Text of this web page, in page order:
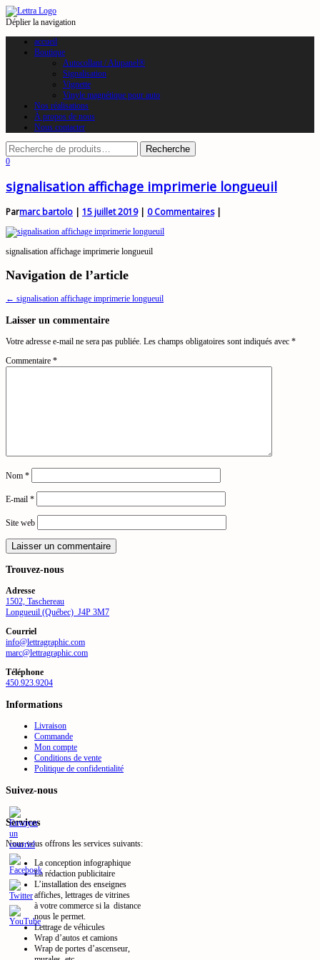
Déplier la navigation
accueil
Boutique
Autocollant / Alupanel®
Signalisation
Vignette
Vinyle magnétique pour auto
Nos réalisations
À propos de nous
Nous contacter
0
signalisation affichage imprimerie longueuil
Parmarc bartolo | 15 juillet 2019| 0 Commentaires|
signalisation affichage imprimerie longueuil
Navigation de l’article
← signalisation affichage imprimerie longueuil
Laisser un commentaire
Votre adresse e-mail ne sera pas publiée. Les champs obligatoires sont indiqués avec *
Commentaire *
Nom *
E-mail *
Site web
Trouvez-nous
Adresse
1502, Taschereau
Longueuil (Québec) J4P 3M7
Courriel
info@lettragraphic.com
marc@lettragraphic.com
Téléphone
450.923.9204
Informations
Livraison
Commande
Mon compte
Conditions de vente
Politique de confidentialité
Suivez-nous
Services
Nous vous offrons les services suivants:
La conception infographique
La rédaction publicitaire
L’installation des enseignes
affiches, lettrages de vitrines
à votre commerce si la distance
nous le permet.
Lettrage de véhicules
Wrap d’autos et camions
Wrap de portes d’ascenseur,